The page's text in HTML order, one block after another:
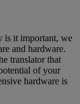
is it important, we
and hardware.
translator that
of your
hardware is